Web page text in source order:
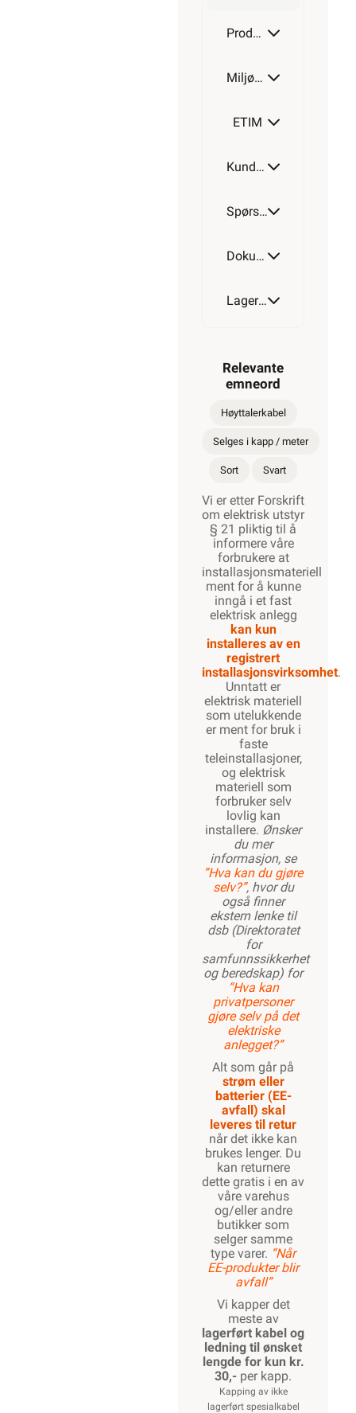
Produktdetaljer
Miljøparametere
ETIM
Kundeomtale
Spørsmål og svar
Dokumentasjon
Lagerstatus
Relevante
emneord
Høyttalerkabel
Selges i kapp / meter
Sort Svart
Vi er etter Forskrift
om elektrisk utstyr
§ 21 pliktig til å
informere våre
forbrukere at
installasjonsmateriell
ment for å kunne
inngå i et fast
elektrisk anlegg
kan kun
installeres av en
registrert
installasjonsvirksomhet.
Unntatt er
elektrisk materiell
som utelukkende
er ment for bruk i
faste
teleinstallasjoner,
og elektrisk
materiell som
forbruker selv
lovlig kan
installere. Ønsker
du mer
informasjon, se
”Hva kan du gjøre
selv?”, hvor du
også finner
ekstern lenke til
dsb (Direktoratet
for
samfunnssikkerhet
og beredskap) for
“Hva kan
privatpersoner
gjøre selv på det
elektriske
anlegget?”
Alt som går på
strøm eller
batterier (EE-
avfall) skal
leveres til retur
når det ikke kan
brukes lenger. Du
kan returnere
dette gratis i en av
våre varehus
og/eller andre
butikker som
selger samme
type varer. “Når
EE-produkter blir
avfall”
Vi kapper det
meste av
lagerført kabel og
ledning til ønsket
lengde for kun kr.
30,- per kapp.
Kapping av ikke
lagerført spesialkabel